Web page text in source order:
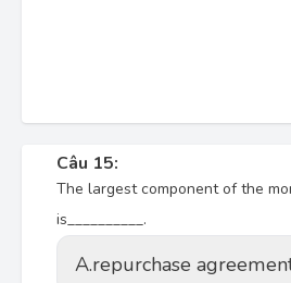
Câu 15:
The largest component of the
is__________.
A.repurchase